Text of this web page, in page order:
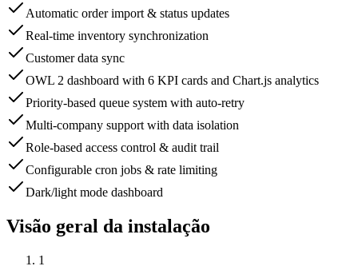
Automatic order import & status updates
Real-time inventory synchronization
Customer data sync
OWL 2 dashboard with 6 KPI cards and Chart.js analytics
Priority-based queue system with auto-retry
Multi-company support with data isolation
Role-based access control & audit trail
Configurable cron jobs & rate limiting
Dark/light mode dashboard
Visão geral da instalação
1